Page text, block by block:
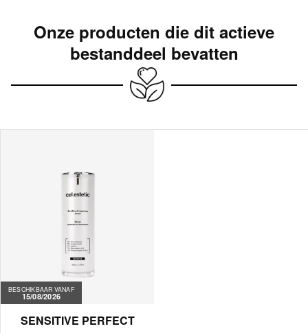
Onze producten die dit actieve
bestanddeel bevatten
BESCHIKBAAR VANAF
15/08/2026
SENSITIVE PERFECT